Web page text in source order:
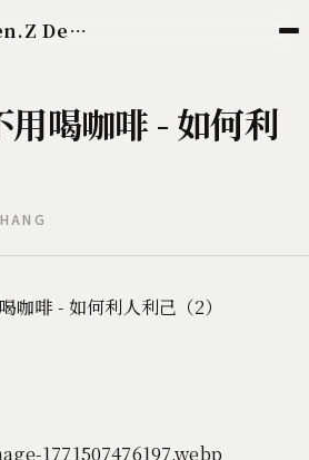
三杯过后 | Xiaowen.Z Deployed
喝咖啡 - 如何利